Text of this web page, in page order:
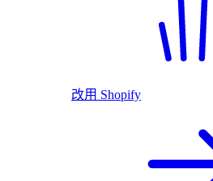
改用 Shopify